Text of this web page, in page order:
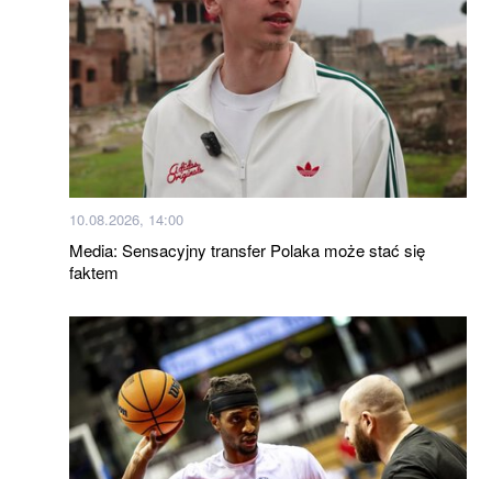
10.08.2026, 14:00
Media: Sensacyjny transfer Polaka może stać się
faktem